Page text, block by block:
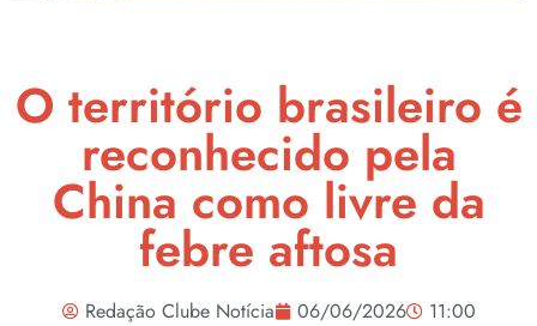
O território brasileiro é
reconhecido pela
China como livre da
febre aftosa
Redação Clube Notícia 06/06/2026
11:00